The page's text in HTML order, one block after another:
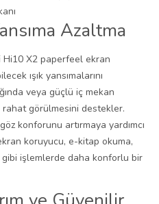
Azaltma
Hi10 X2 paperfeel ekran
ışık yansımalarını
veya güçlü iç mekan
rahat görülmesini destekler.
konforunu artırmaya yardımcı
koruyucu, e-kitap okuma,
işlemlerde daha konforlu bir